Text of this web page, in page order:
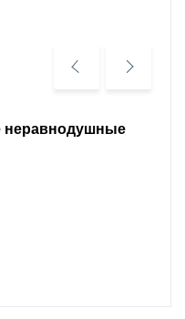
неравнодушные